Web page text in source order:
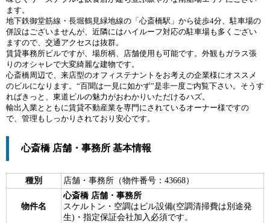
ます。
地下鉄御堂筋線・長堀鶴見緑地線の「心斎橋駅」から徒歩4分、駐車場の
併設はございませんが、近隣にはハイルーフ対応の駐車場も多くござい
ますので、交通アクセスは抜群。
賃貸事務所ビルですが、場所柄、店舗使用も可能です。外観もガラス張
りのオシャレで大変綺麗な建物です。
心斎橋周辺で、来店型のオフィステナントをお考えの企業様にオススメ
のビルになります。“百聞は一見に如かず”是非一度ご内覧下さい。そうす
ればきっと、東道ビルの魅力がおわかりいただけるハズ。
輸出入業とともに賃貸不動産業を専門にされているオーナー様ですの
で、管理もしっかりされており安心です。
心斎橋 店舗・事務所 基本情報
種別 店舗・事務所（物件番号：43668）
物件名
心斎橋 店舗・事務所
スケルトン・空調はビル設備(空調清掃費は別途発
生)・指定保証会社加入必須です。